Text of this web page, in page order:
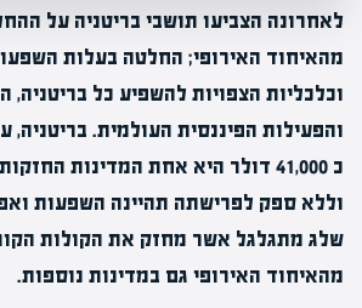
לאחרונה הצביעו תושבי בריטניה על
מהאיחוד האירופי; החלטה בעלות
וכלכליות הצפויות להשפיע כל בריטניה,
והפעילות הפיננסית העולמית.
כ 41,000 דולר היא אחת המדינות
וללא ספק לפרישתה תהיינה השפעות
שלג מתגלגל אשר מחזק את הקולות
מהאיחוד האירופי גם במדינות נוספות.